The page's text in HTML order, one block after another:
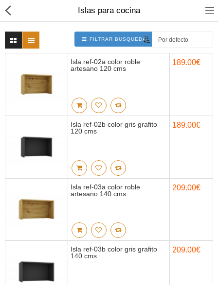
Solicitar Presupuesto
Comparar
Islas para cocina
FILTRAR BUSQUEDA
Isla ref-02a color roble
artesano 120 cms
189.00€
Isla ref-02b color gris grafito
120 cms
189.00€
Isla ref-03a color roble
artesano 140 cms
209.00€
Isla ref-03b color gris grafito
140 cms
209.00€